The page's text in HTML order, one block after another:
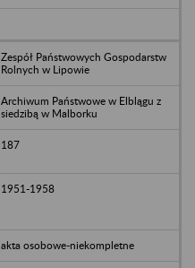
Zespół Państwowych Gospodarstw
Rolnych w Lipowie
Archiwum Państwowe w Elblągu z
siedzibą w Malborku
187
1951-1958
akta osobowe-niekompletne